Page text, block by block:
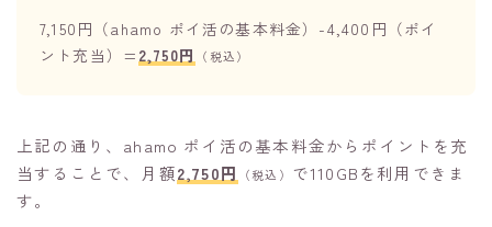
7,150円（ahamo ポイ活の基本料金）-4,400円（ポイ
ント充当）= 2,750円 （税込）
上記の通り、ahamo ポイ活の基本料金からポイントを充
当することで、月額2,750円 （税込） で110GBを利用できま
す。